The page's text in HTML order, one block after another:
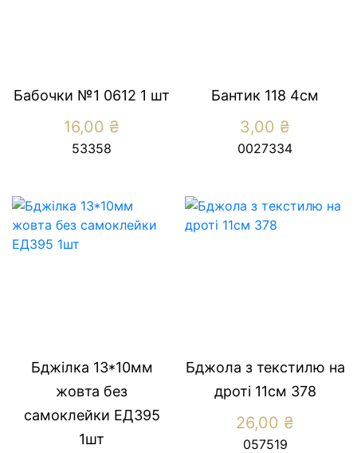
Бабочки №1 0612 1 шт
16,00 ₴
53358
Бантик 118 4см
3,00 ₴
0027334
Бджілка 13*10мм
жовта без
самоклейки ЕД395
1шт
Бджола з текстилю на
дроті 11см 378
26,00 ₴
057519